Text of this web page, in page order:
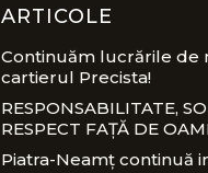
ARTICOLE
Continuăm lucrările de
cartierul Precista!
RESPONSABILITATE,
RESPECT FAȚĂ DE
Piatra-Neamț continuă